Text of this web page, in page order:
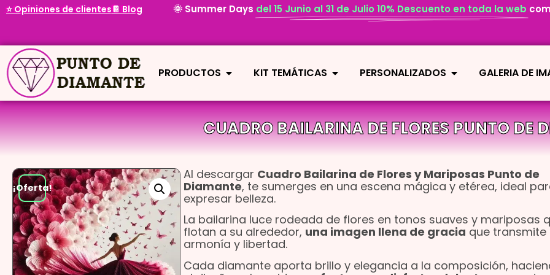
⭐ Opiniones de clientes📔 Blog 🌞 Summer Days del 15 Junio al 31 de Julio 10% Descuento en toda la web
PRODUCTOS KIT TEMÁTICAS PERSONALIZADOS GALERIA DE
CUADRO BAILARINA DE FLORES PUNTO DE
¡Oferta!
Al descargar Cuadro Bailarina de Flores y Mariposas Punto de
Diamante, te sumerges en una escena mágica y etérea, ideal
expresar belleza.
La bailarina luce rodeada de flores en tonos suaves y mariposas
flotan a su alrededor, una imagen llena de gracia que transmite
armonía y libertad.
Cada diamante aporta brillo y elegancia a la composición,